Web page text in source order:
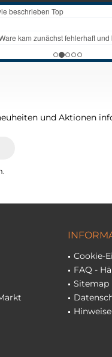
und Aktionen
Cookie-
FAQ -
Sitemap